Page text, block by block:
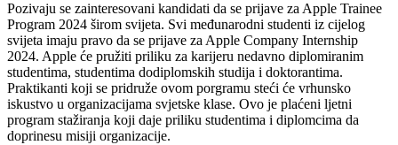
Pozivaju se zainteresovani kandidati da se prijave za Apple Trainee
Program 2024 širom svijeta. Svi međunarodni studenti iz cijelog
svijeta imaju pravo da se prijave za Apple Company Internship
2024. Apple će pružiti priliku za karijeru nedavno diplomiranim
studentima, studentima dodiplomskih studija i doktorantima.
Praktikanti koji se pridruže ovom porgramu steći će vrhunsko
iskustvo u organizacijama svjetske klase. Ovo je plaćeni ljetni
program stažiranja koji daje priliku studentima i diplomcima da
doprinesu misiji organizacije.